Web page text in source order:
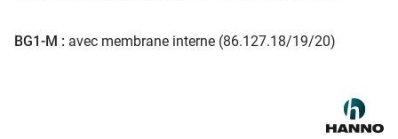
BG1-M : avec membrane interne (86.127.18/19/20)